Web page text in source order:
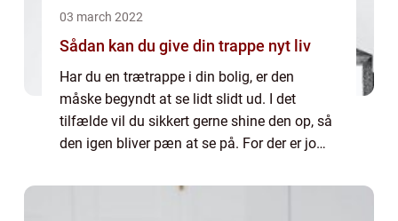
03 march 2022
Sådan kan du give din trappe nyt liv
Har du en trætrappe i din bolig, er den
måske begyndt at se lidt slidt ud. I det
tilfælde vil du sikkert gerne shine den op, så
den igen bliver pæn at se på. For der er jo
den ellers fungerer fint med boli...